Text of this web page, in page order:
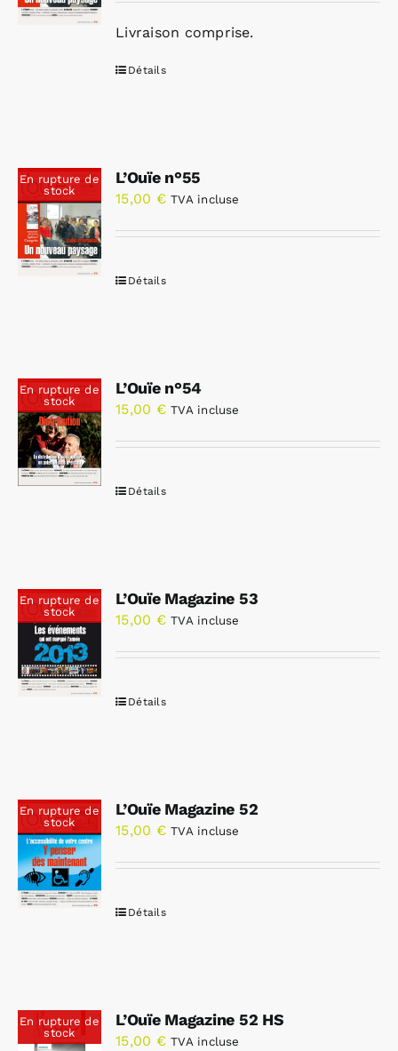
Livraison comprise.
Détails
En rupture de
stock
L’Ouïe n°55
15,00 € TVA incluse
Détails
En rupture de
stock
L’Ouïe n°54
15,00 € TVA incluse
Détails
En rupture de
stock
L’Ouïe Magazine 53
15,00 € TVA incluse
Détails
En rupture de
stock
L’Ouïe Magazine 52
15,00 € TVA incluse
Détails
En rupture de
stock
L’Ouïe Magazine 52 HS
15,00 € TVA incluse